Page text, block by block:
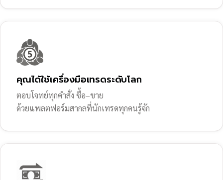
คุณได้ใช้เครื่องมือเทรดระดับโลก
ตอบโจทย์ทุกคำสั่ง ซื้อ–ขาย
ด้วยแพลตฟอร์มสากลที่นักเทรดทุกคนรู้จัก